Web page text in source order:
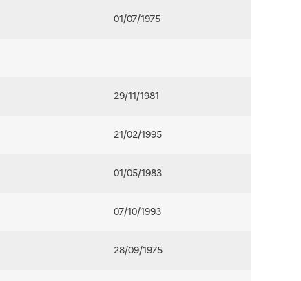
01/07/1975
29/11/1981
21/02/1995
01/05/1983
07/10/1993
28/09/1975